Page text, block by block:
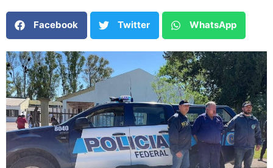
Facebook Twitter WhatsApp